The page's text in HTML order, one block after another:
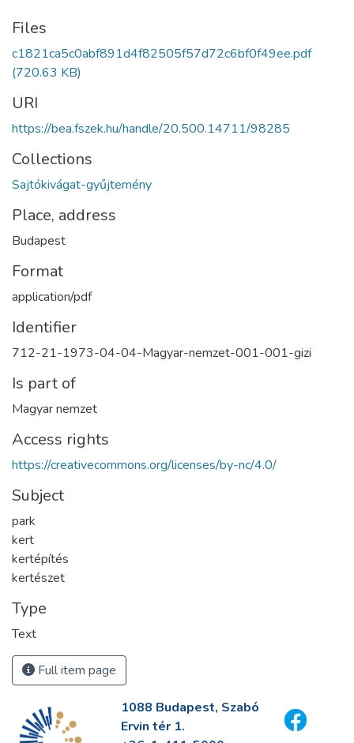
Files
c1821ca5c0abf891d4f82505f57d72c6bf0f49ee.pdf
(720.63 KB)
URI
https://bea.fszek.hu/handle/20.500.14711/98285
Collections
Sajtókivágat-gyűjtemény
Place, address
Budapest
Format
application/pdf
Identifier
712-21-1973-04-04-Magyar-nemzet-001-001-gizi
Is part of
Magyar nemzet
Access rights
https://creativecommons.org/licenses/by-nc/4.0/
Subject
park
kert
kertépítés
kertészet
Type
Text
Full item page
1088 Budapest, Szabó
Ervin tér 1.